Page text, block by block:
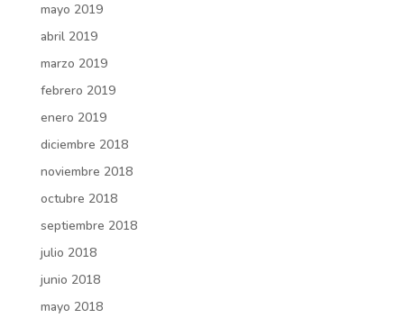
mayo 2019
abril 2019
marzo 2019
febrero 2019
enero 2019
diciembre 2018
noviembre 2018
octubre 2018
septiembre 2018
julio 2018
junio 2018
mayo 2018